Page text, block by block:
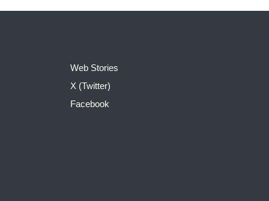
Web Stories
X (Twitter)
Facebook